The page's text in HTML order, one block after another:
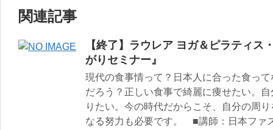
関連記事
【終了】ラウレア ヨガ＆ピラティス
がりセミナー』
現代の食事情って？日本人に合った食っ
だろう？正しい食事で綺麗に痩せたい。
りたい。今の時代だからこそ、自分の周
なる努力も必要です。 ■講師：日本フ